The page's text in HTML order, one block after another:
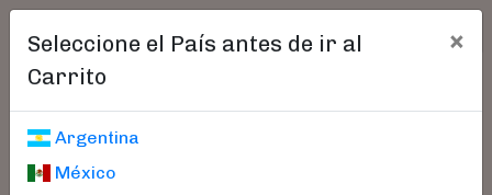
Seleccione el País antes de ir al
Carrito
×
Argentina
México
Carrito De Compras